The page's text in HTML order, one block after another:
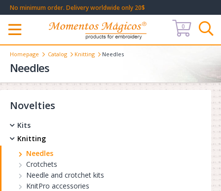
No minimum order. Delivery worldwide only 20$
Меню
0
Homepage Catalog Knitting Needles
Needles
Novelties
Kits
Knitting
Needles
Crotchets
Needle and crotchet kits
KnitPro accessories